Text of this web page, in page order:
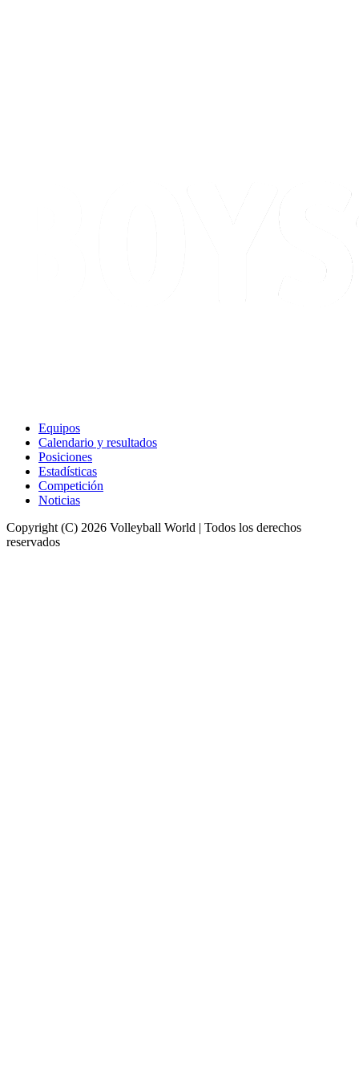
Equipos
Calendario y resultados
Posiciones
Estadísticas
Competición
Noticias
Copyright (C) 2026 Volleyball World | Todos los derechos
reservados